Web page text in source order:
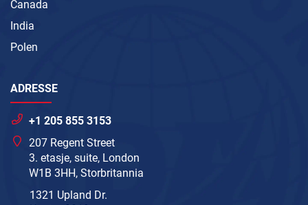
Canada
India
Polen
ADRESSE
+1 205 855 3153
207 Regent Street
3. etasje, suite, London
W1B 3HH, Storbritannia
1321 Upland Dr.